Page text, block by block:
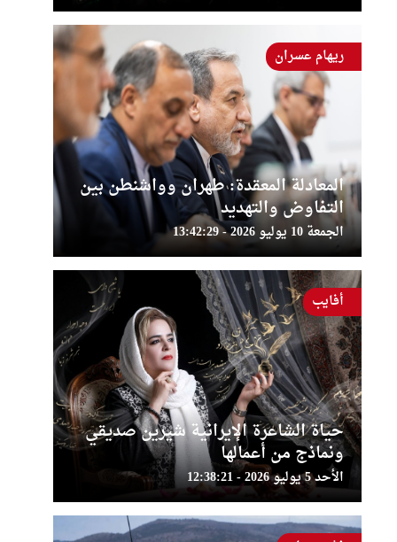
المعادلة المعقدة: طهران وواشنطن بين
التفاوض والتهديد
الجمعة 10 يوليو 2026 - 13:42:29
ريهام عسران
حياة الشاعرة الإيرانية شيرين صديقي
ونماذج من أعمالها
الأحد 5 يوليو 2026 - 12:38:21
أفايب